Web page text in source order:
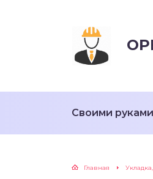
Своими руками
Главная